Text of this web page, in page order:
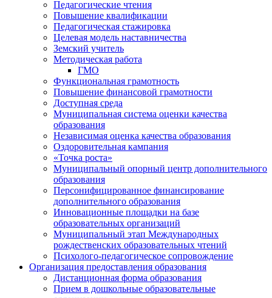
Педагогические чтения
Повышение квалификации
Педагогическая стажировка
Целевая модель наставничества
Земский учитель
Методическая работа
ГМО
Функциональная грамотность
Повышение финансовой грамотности
Доступная среда
Муниципальная система оценки качества
образования
Независимая оценка качества образования
Оздоровительная кампания
«Точка роста»
Муниципальный опорный центр дополнительного
образования
Персонифицированное финансирование
дополнительного образования
Инновационные площадки на базе
образовательных организаций
Муниципальный этап Международных
рождественских образовательных чтений
Психолого-педагогическое сопровождение
Организация предоставления образования
Дистанционная форма образования
Прием в дошкольные образовательные